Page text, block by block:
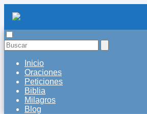
Inicio
Oraciones
Peticiones
Biblia
Milagros
Blog